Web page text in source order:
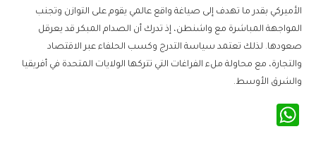
الأميركي بقدر ما تهدف إلى صياغة واقع عالمي يقوم على التوازن وتجنب
المواجهة المباشرة مع واشنطن، إذ تدرك أن الصدام المبكر قد يعرقل
صعودها. لذلك تعتمد سياسة التدرج وكسب الحلفاء عبر الاقتصاد
والتجارة، مع محاولة ملء الفراغات التي تتركها الولايات المتحدة في أفريقيا
والشرق الأوسط.